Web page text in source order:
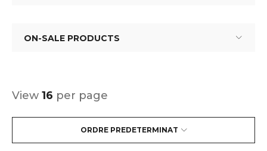
ON-SALE PRODUCTS
ORDRE PREDETERMINAT
View 16 per page